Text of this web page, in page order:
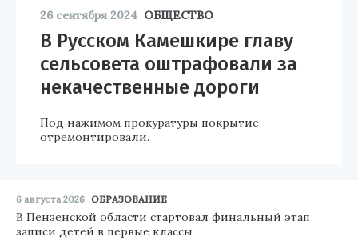
26 сентября 2024 ОБЩЕСТВО
В Русском Камешкире главу
сельсовета оштрафовали за
некачественные дороги
Под нажимом прокуратуры покрытие
отремонтировали.
6 августа 2026 ОБРАЗОВАНИЕ
В Пензенской области стартовал финальный этап
записи детей в первые классы